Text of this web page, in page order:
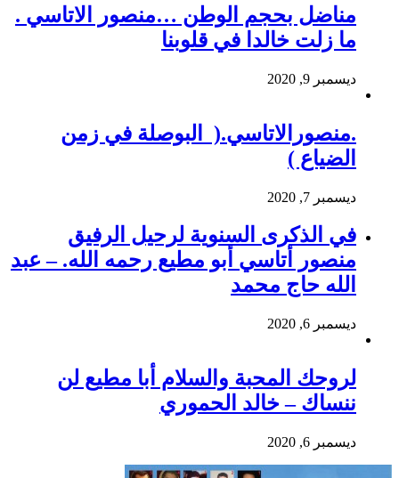
مناضل بحجم الوطن …منصور الاتاسي .
ما زلت خالدا في قلوبنا
ديسمبر 9, 2020
.منصورالاتاسي.( البوصلة في زمن
الضياع )
ديسمبر 7, 2020
في الذكرى السنوية لرحيل الرفيق
منصور أتاسي أبو مطيع رحمه الله. – عبد
الله حاج محمد
ديسمبر 6, 2020
لروحك المحبة والسلام أبا مطيع لن
ننساك – خالد الحموري
ديسمبر 6, 2020